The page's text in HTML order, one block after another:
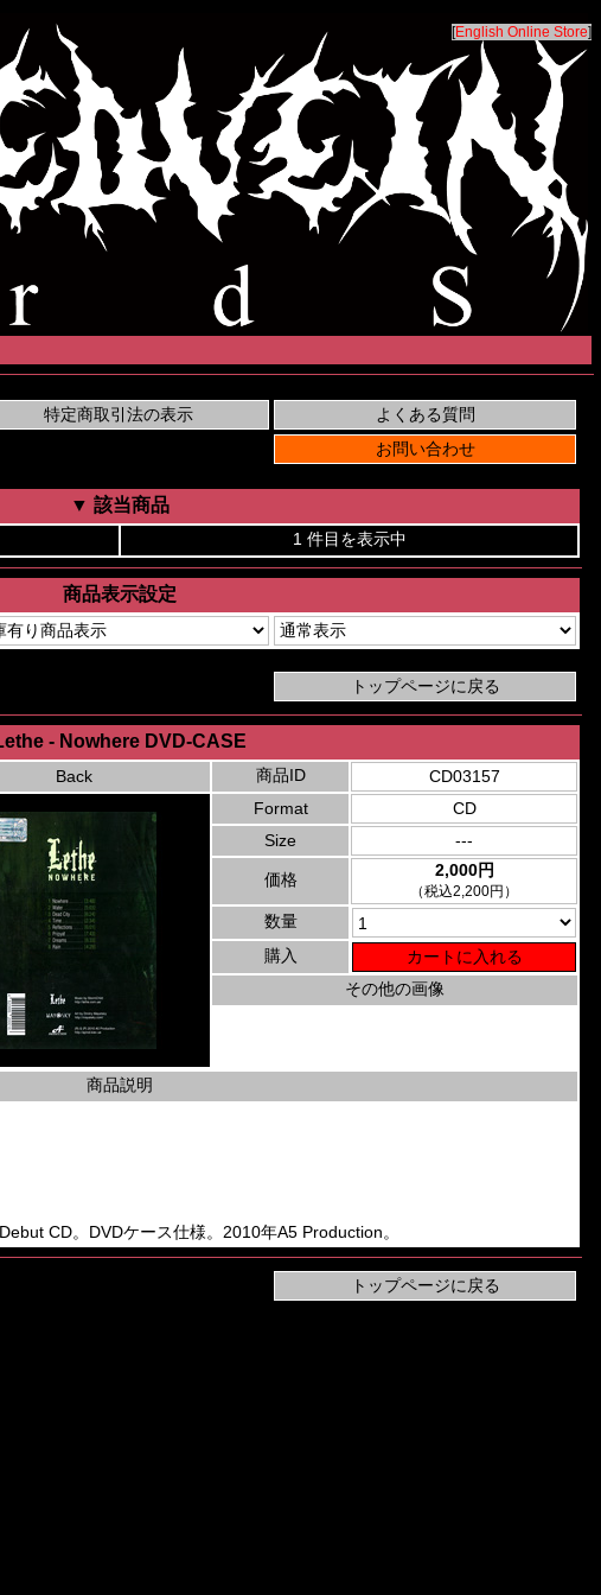
[English Online Store]
▼ 該当商品
1 件目を表示中
商品表示設定
- Nowhere DVD-CASE
Back 商品ID
CD03157
Format
CD
Size
---
価格 2,000円
（税込2,200円）
数量
購入
その他の画像
商品説明
CD。DVDケース仕様。2010年A5 Production。